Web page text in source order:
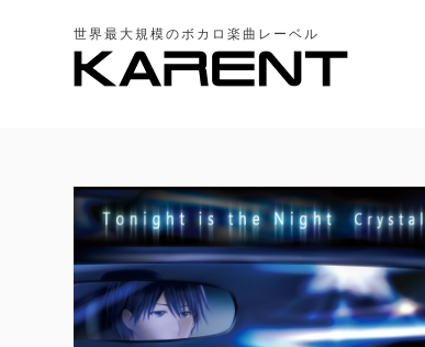
世界最大規模のボカロ楽曲レーベル